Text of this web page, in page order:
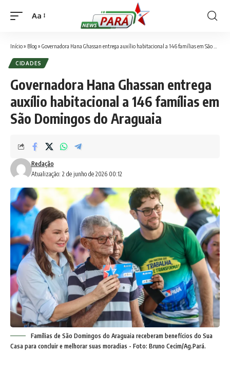
Font
Aa
Início» Blog » Governadora Hana Ghassan entrega auxílio habitacional a 146 famílias em São Domingos do Araguaia
CIDADES
Governadora Hana Ghassan entrega
auxílio habitacional a 146 famílias em
São Domingos do Araguaia
Atualização: 2 de junho de 2026 00:12
Redação
Famílias de São Domingos do Araguaia receberam benefícios do Sua
Casa para concluir e melhorar suas moradias - Foto: Bruno Cecim/Ag.Pará.